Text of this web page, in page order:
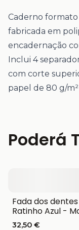
Caderno formato
fabricada em
encadernação
Inclui 4
com corte
papel de 80 g/
Poderá
Fada dos dentes
Ratinho Azul -
32,50 €